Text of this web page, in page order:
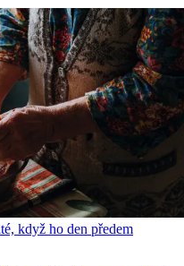
když ho den předem